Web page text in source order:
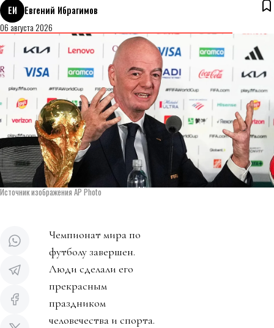
ЕИ
Евгений Ибрагимов
06 августа 2026
Источник изображения AP Photo
Чемпионат мира по
футболу завершен.
Люди сделали его
прекрасным
праздником
человечества и спорта.